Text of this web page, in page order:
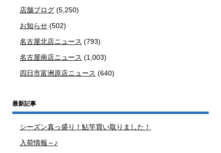
店舗ブログ (5,250)
お知らせ (502)
名古屋北店ニュース (793)
名古屋南店ニュース (1,003)
四日市富洲原店ニュース (640)
最新記事
シーズン真っ盛り！鮎竿買い取りました！
入荷情報～♪